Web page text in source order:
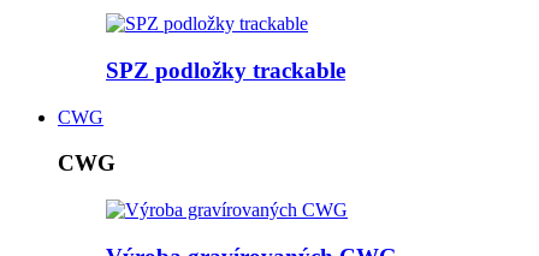
SPZ podložky trackable
CWG
CWG